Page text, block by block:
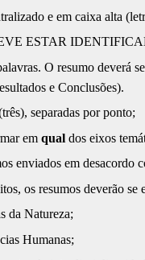
e em caixa alta
ESTAR
O resumo deverá
e Conclusões).
separadas por ponto;
em qual dos eixos
enviados em desacordo
os resumos deverão
da Natureza;
Humanas;